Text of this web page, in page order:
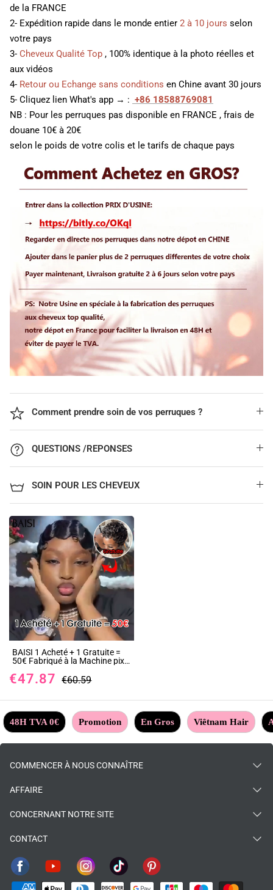
de la FRANCE
2- Expédition rapide dans le monde entier 2 à 10 jours selon
votre pays
3- Cheveux Qualité Top , 100% identique à la photo réelles et
aux vidéos
4- Retour ou Echange sans conditions en Chine avant 30 jours
5- Cliquez lien What's app → : +86 18588769081
NB : Pour les perruques pas disponible en FRANCE , frais de
douane 10€ à 20€
selon le poids de votre colis et le tarifs de chaque pays
Comment prendre soin de vos perruques ?
QUESTIONS /REPONSES
SOIN POUR LES CHEVEUX
BAISI 1 Acheté + 1 Gratuite =
50€ Fabriqué à la Machine pixie
Acheté + 1 Gratuite = 338€ en
100% vrais cheveux humains
€47.87 €60.59
48H TVA 0€ Promotion En Gros Viêtnam Hair
COMMENCER À NOUS CONNAÎTRE
AFFAIRE
CONCERNANT NOTRE SITE
CONTACT